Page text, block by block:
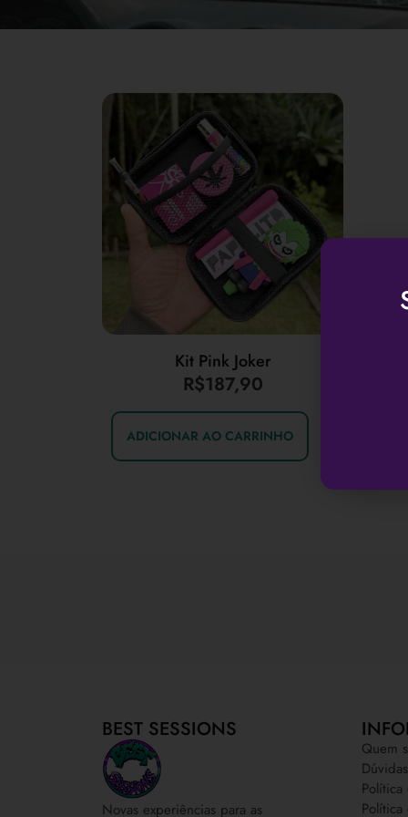
Kit Pink Joker
R$187,90
ADICIONAR AO CARRINHO
BEST SESSIONS
Novas experiências para as
Quem